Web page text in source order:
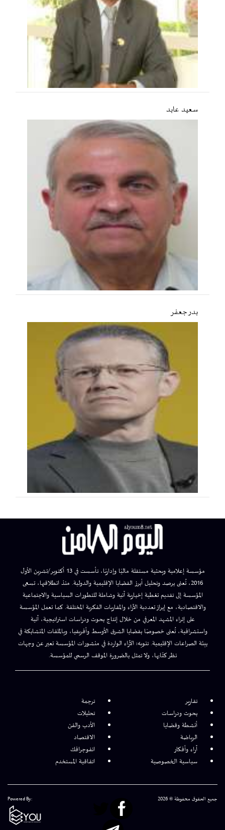
سعید عابد
بدر جعفر
مؤسسة إعلامية وبحثية مستقلة ماليًا وإداريًا، تأسست في 13 أكتوبر/تشرين الأول
2016، تُعنى برصد وتحليل أبرز القضايا الإقليمية والدولية. منذ انطلاقتها، تسعى
المؤسسة إلى تقديم تغطية إخبارية آنية وشاملة للتطورات السياسية والاجتماعية
والاقتصادية، مع إبراز تعددية الآراء والمقاربات الفكرية المختلفة. كما تعمل المؤسسة
على إثراء المشهد المعرفي من خلال إنتاج بحوث ودراسات استراتيجية، آنية
واستشرافية، تُعنى خصوصًا بقضايا الشرق الأوسط وأفريقيا، وبالملفات المتشابكة في
بيئة الصراعات الإقليمية. تنويه: الآراء الواردة في منشورات المؤسسة تعبر عن وجهات
نظر كتّابها، ولا تمثل بالضرورة الموقف الرسمي للمؤسسة.
تقارير
ترجمة
بحوث ودراسات
تحليلات
أنشطة وقضايا
الأدب والفن
الرياضة
الاقتصاد
آراء وأفكار
انفوجرافك
سياسية الخصوصية
اتفاقية المستخدم
جميع الحقوق محفوظة © 2026 Powered By: